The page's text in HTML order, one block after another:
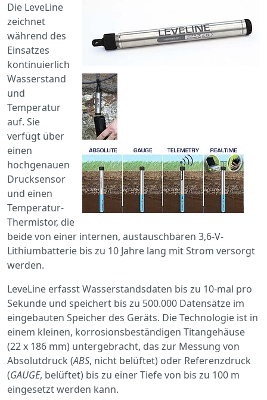
Die LeveLine
zeichnet
während des
Einsatzes
kontinuierlich
Wasserstand
und
Temperatur
auf. Sie
verfügt über
einen
hochgenauen
Drucksensor
und einen
Temperatur-
Thermistor, die
beide von einer internen, austauschbaren 3,6-V-
Lithiumbatterie bis zu 10 Jahre lang mit Strom versorgt
werden.
LeveLine erfasst Wasserstandsdaten bis zu 10-mal pro
Sekunde und speichert bis zu 500.000 Datensätze im
eingebauten Speicher des Geräts. Die Technologie ist in
einem kleinen, korrosionsbeständigen Titangehäuse
(22 x 186 mm) untergebracht, das zur Messung von
Absolutdruck (ABS, nicht belüftet) oder Referenzdruck
(GAUGE, belüftet) bis zu einer Tiefe von bis zu 100 m
eingesetzt werden kann.